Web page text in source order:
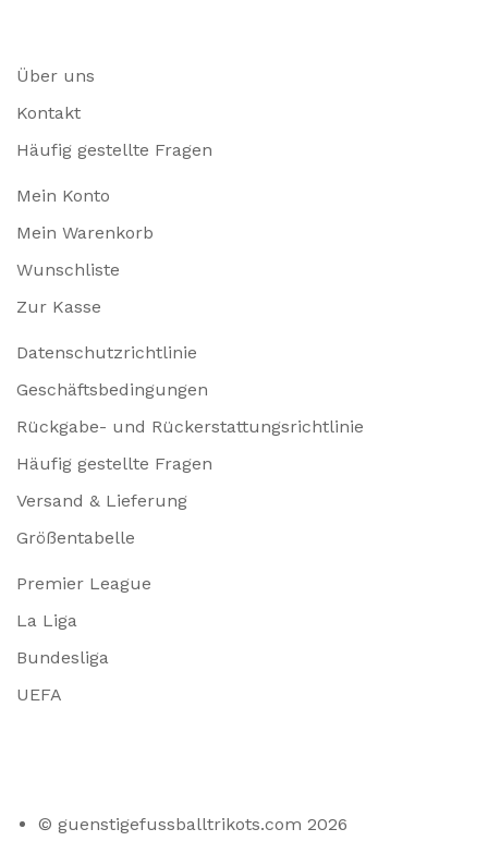
Über uns
Kontakt
Häufig gestellte Fragen
Mein Konto
Mein Warenkorb
Wunschliste
Zur Kasse
Datenschutzrichtlinie
Geschäftsbedingungen
Rückgabe- und Rückerstattungsrichtlinie
Häufig gestellte Fragen
Versand & Lieferung
Größentabelle
Premier League
La Liga
Bundesliga
UEFA
© guenstigefussballtrikots.com 2026